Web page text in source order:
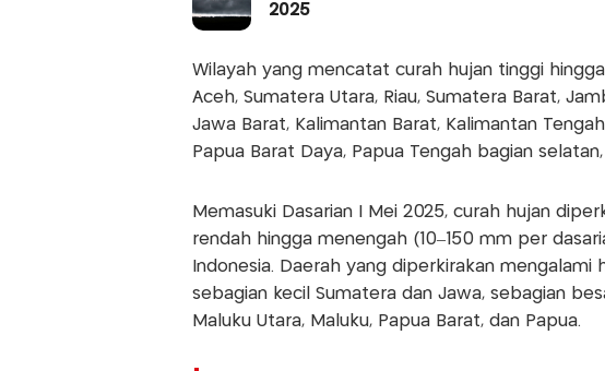
2025
Wilayah yang mencatat curah hujan tinggi
Aceh, Sumatera Utara, Riau, Sumatera Barat,
Jawa Barat, Kalimantan Barat, Kalimantan
Papua Barat Daya, Papua Tengah bagian
Memasuki Dasarian I Mei 2025, curah hujan
rendah hingga menengah (10–150 mm per
Indonesia. Daerah yang diperkirakan
sebagian kecil Sumatera dan Jawa, sebagian
Maluku Utara, Maluku, Papua Barat, dan Papua.